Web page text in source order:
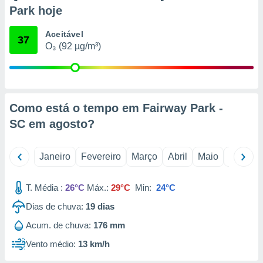
qual se
ou opor-
qualquer
de
ou aceder
num
para
Park hoje
37 Aceitável
O₃ (92 µg/m³)
Como está o tempo em Fairway Park -
SC em agosto?
Janeiro Fevereiro Março Abril Maio Junho
T. Média : 26°C Máx.: 29°C Min: 24°C
Dias de chuva: 19 dias
Acum. de chuva: 176 mm
Vento médio: 13 km/h